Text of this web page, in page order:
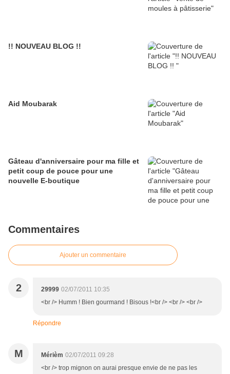
!! NOUVEAU BLOG !!
Aid Moubarak
Gâteau d'anniversaire pour ma fille et
petit coup de pouce pour une
nouvelle E-boutique
Commentaires
Ajouter un commentaire
2 29999 02/07/2011 10:35
<br /> Humm ! Bien gourmand ! Bisous !<br /> <br /> <br />
Répondre
M Mérièm 02/07/2011 09:28
<br /> trop mignon on aurai presque envie de ne pas les